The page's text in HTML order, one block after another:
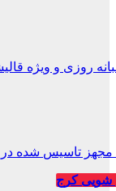
ویژه قالیشویی در
مجهز تاسیس
شویی کرج